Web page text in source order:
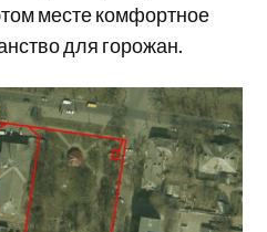
месте комфортное
для горожан.